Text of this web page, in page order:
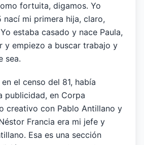
fortuita, digamos. Yo
nací mi primera hija, claro,
estaba casado y nace Paula,
y empiezo a buscar trabajo y
sea.
el censo del 81, había
publicidad, en Corpa
creativo con Pablo Antillano y
Francia era mi jefe y
Esa es una sección